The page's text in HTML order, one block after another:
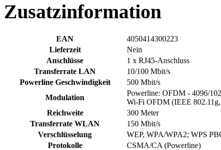
Zusatzinformation
EAN
4050414300223
Lieferzeit
Nein
Anschlüsse
1 x RJ45-Anschluss
Transferrate LAN
10/100 Mbit/s
Powerline Geschwindigkeit
500 Mbit/s
Modulation
Powerline: OFDM - 4096/
Wi-Fi OFDM (IEEE
Reichweite
300 Meter
Transferrate WLAN
150 Mbit/s
Verschlüsselung
WEP, WPA/WPA2; WPS
Protokolle
CSMA/CA (Powerline)